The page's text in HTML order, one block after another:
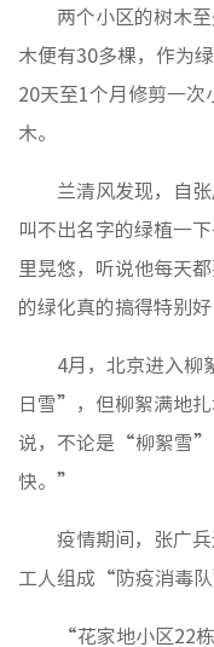
两个小区的树木
木便有30多棵，作为
20天至1个月修剪一次
木。
兰清风发现，自
叫不出名字的绿植一
里晃悠，听说他每天
的绿化真的搞得特别
4月，北京进入柳
日雪”，但柳絮满地
说，不论是“柳絮雪”
快。”
疫情期间，张广
工人组成“防疫消毒
“花家地小区22